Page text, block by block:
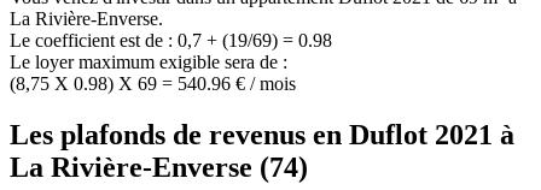
La Rivière-Enverse.
Le coefficient est de : 0,7 + (19/69) = 0.98
Le loyer maximum exigible sera de :
(8,75 X 0.98) X 69 = 540.96 € / mois
Les plafonds de revenus en Duflot 2021 à
La Rivière-Enverse (74)